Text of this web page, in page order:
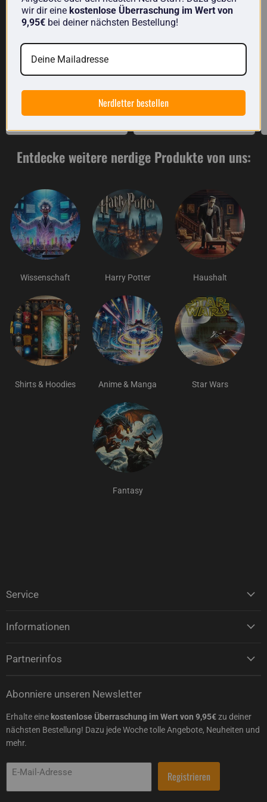
Geschirrhandtuch: Die
drei Spülbürsten
€12,05
Wissenschaft aus Glas
€19,10
Auf Lager
Entdecke weitere nerdige Produkte von uns:
Wissenschaft Harry Potter Haushalt
Shirts & Hoodies Anime & Manga Star Wars
Fantasy
Service
Informationen
Partnerinfos
Abonniere unseren Newsletter
Erhalte eine kostenlose Überraschung im Wert von 9,95€zu deiner
nächsten Bestellung! Dazu jede Woche tolle Angebote, Neuheiten und
mehr.
E-Mail-Adresse Registrieren
wir dir eine kostenlose Überraschung im Wert von
9,95€ bei deiner nächsten Bestellung!
Nerdletter bestellen